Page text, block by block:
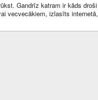
Gandrīz katram ir kāds droši
vecvecākiem, izlasīts internetā,